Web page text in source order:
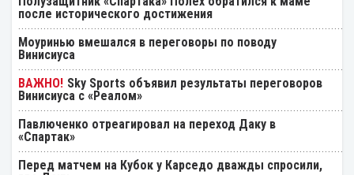
после исторического достижения
Моуринью вмешался в переговоры по поводу
Винисиуса
Sky Sports объявил результаты переговоров
Винисиуса с «Реалом»
Павлюченко отреагировал на переход Даку в
«Спартак»
Перед матчем на Кубок у Карседо дважды спросили,